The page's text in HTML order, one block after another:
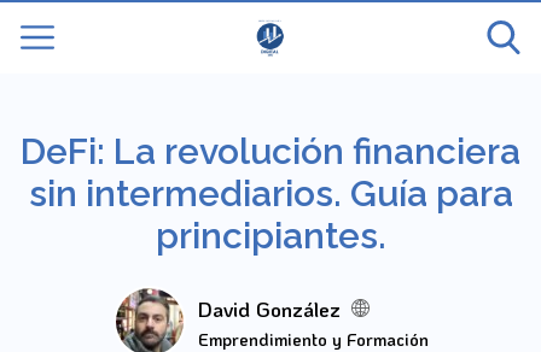
DeFi: La revolución financiera
sin intermediarios. Guía para
principiantes.
David González
Emprendimiento y Formación